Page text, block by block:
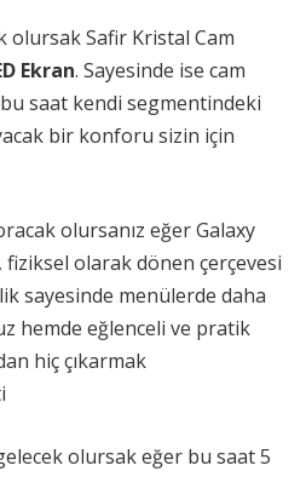
olursak Safir Kristal Cam
Ekran. Sayesinde ise cam
saat kendi segmentindeki
bir konforu sizin için
olursanız eğer Galaxy
fiziksel olarak dönen çerçevesi
sayesinde menülerde daha
hemde eğlenceli ve pratik
hiç çıkarmak
olursak eğer bu saat 5